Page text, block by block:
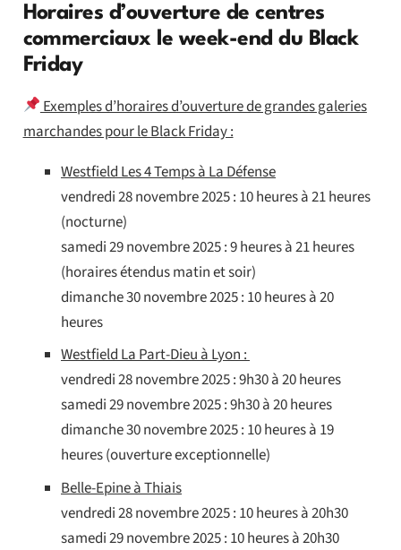
Horaires d’ouverture de centres
commerciaux le week-end du Black
Friday
Exemples d’horaires d’ouverture de grandes galeries
marchandes pour le Black Friday :
Westfield Les 4 Temps à La Défense
vendredi 28 novembre 2025 : 10 heures à 21 heures
(nocturne)
samedi 29 novembre 2025 : 9 heures à 21 heures
(horaires étendus matin et soir)
dimanche 30 novembre 2025 : 10 heures à 20
heures
Westfield La Part-Dieu à Lyon :
vendredi 28 novembre 2025 : 9h30 à 20 heures
samedi 29 novembre 2025 : 9h30 à 20 heures
dimanche 30 novembre 2025 : 10 heures à 19
heures (ouverture exceptionnelle)
Belle-Epine à Thiais
vendredi 28 novembre 2025 : 10 heures à 20h30
samedi 29 novembre 2025 : 10 heures à 20h30